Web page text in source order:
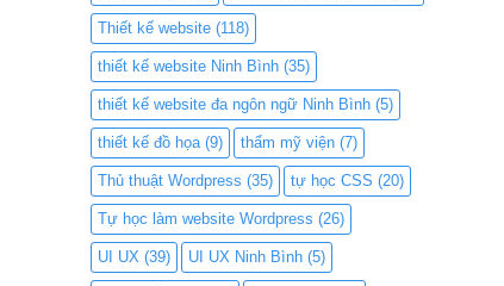
Thiết kế website (118)
thiết kế website Ninh Bình (35)
thiết kế website đa ngôn ngữ Ninh Bình (5)
thiết kế đồ họa (9) thẩm mỹ viện (7)
Thủ thuật Wordpress (35) tự học CSS (20)
Tự học làm website Wordpress (26)
UI UX (39) UI UX Ninh Bình (5)